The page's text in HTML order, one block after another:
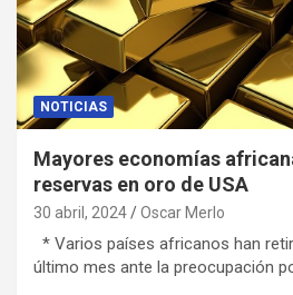
NOTICIAS
Mayores economías
reservas en oro de USA
30 abril, 2024 Oscar Merlo
* Varios países africanos han
último mes ante la preocupación